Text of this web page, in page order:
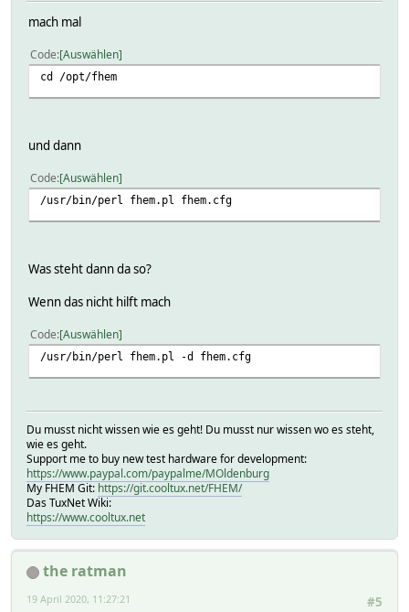
mach mal
Code Auswählen
cd /opt/fhem
und dann
Code Auswählen
/usr/bin/perl fhem.pl fhem.cfg
Was steht dann da so?
Wenn das nicht hilft mach
Code Auswählen
/usr/bin/perl fhem.pl -d fhem.cfg
Du musst nicht wissen wie es geht! Du musst nur wissen wo es steht,
wie es geht.
Support me to buy new test hardware for development:
https://www.paypal.com/paypalme/MOldenburg
My FHEM Git: https://git.cooltux.net/FHEM/
Das TuxNet Wiki:
https://www.cooltux.net
the ratman
#5
19 April 2020, 11:27:21